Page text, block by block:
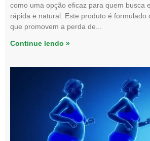
como uma opção eficaz para quem busca
rápida e natural. Este produto é formulado
que promovem a perda de
Continue lendo »